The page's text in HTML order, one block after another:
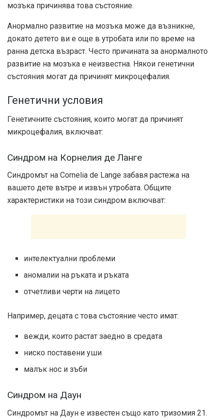
мозъка причинява това състояние.
Анормално развитие на мозъка може да възникне,
докато детето ви е още в утробата или по време на
ранна детска възраст. Често причината за анормалното
развитие на мозъка е неизвестна. Някои генетични
състояния могат да причинят микроцефалия.
Генетични условия
Генетичните състояния, които могат да причинят
микроцефалия, включват:
Синдром на Корнелия де Ланге
Синдромът на Cornelia de Lange забавя растежа на
вашето дете вътре и извън утробата. Общите
характеристики на този синдром включват:
интелектуални проблеми
аномалии на ръката и ръката
отчетливи черти на лицето
Например, децата с това състояние често имат:
вежди, които растат заедно в средата
ниско поставени уши
малък нос и зъби
Синдром на Даун
Синдромът на Даун е известен също като тризомия 21.